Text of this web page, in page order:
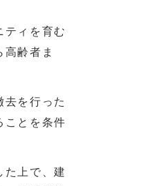
ィを育む
齢者ま
を行った
ことを条件
上で、建